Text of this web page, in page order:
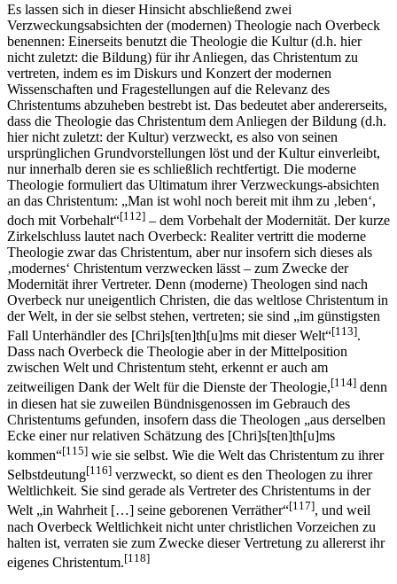
Es lassen sich in dieser Hinsicht abschließend zwei
Verzweckungsabsichten der (modernen) Theologie nach Overbeck
benennen: Einerseits benutzt die Theologie die Kultur (d.h. hier
nicht zuletzt: die Bildung) für ihr Anliegen, das Christentum zu
vertreten, indem es im Diskurs und Konzert der modernen
Wissenschaften und Fragestellungen auf die Relevanz des
Christentums abzuheben bestrebt ist. Das bedeutet aber andererseits,
dass die Theologie das Christentum dem Anliegen der Bildung (d.h.
hier nicht zuletzt: der Kultur) verzweckt, es also von seinen
ursprünglichen Grundvorstellungen löst und der Kultur einverleibt,
nur innerhalb deren sie es schließlich rechtfertigt. Die moderne
Theologie formuliert das Ultimatum ihrer Verzweckungs-absichten
an das Christentum: „Man ist wohl noch bereit mit ihm zu ‚leben‘,
doch mit Vorbehalt“[112] – dem Vorbehalt der Modernität. Der kurze
Zirkelschluss lautet nach Overbeck: Realiter vertritt die moderne
Theologie zwar das Christentum, aber nur insofern sich dieses als
‚modernes‘ Christentum verzwecken lässt – zum Zwecke der
Modernität ihrer Vertreter. Denn (moderne) Theologen sind nach
Overbeck nur uneigentlich Christen, die das weltlose Christentum in
der Welt, in der sie selbst stehen, vertreten; sie sind „im günstigsten
Fall Unterhändler des [Chri]s[ten]th[u]ms mit dieser Welt“[113].
Dass nach Overbeck die Theologie aber in der Mittelposition
zwischen Welt und Christentum steht, erkennt er auch am
zeitweiligen Dank der Welt für die Dienste der Theologie,[114] denn
in diesen hat sie zuweilen Bündnisgenossen im Gebrauch des
Christentums gefunden, insofern dass die Theologen „aus derselben
Ecke einer nur relativen Schätzung des [Chri]s[ten]th[u]ms
kommen“[115] wie sie selbst. Wie die Welt das Christentum zu ihrer
Selbstdeutung[116] verzweckt, so dient es den Theologen zu ihrer
Weltlichkeit. Sie sind gerade als Vertreter des Christentums in der
Welt „in Wahrheit […] seine geborenen Verräther“[117], und weil
nach Overbeck Weltlichkeit nicht unter christlichen Vorzeichen zu
halten ist, verraten sie zum Zwecke dieser Vertretung zu allererst ihr
eigenes Christentum.[118]